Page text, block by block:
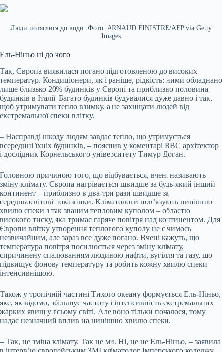
Люди потяглися до води. Фото: ARNAUD FINISTRE/AFP via Getty
Images
Ель-Ніньо ні до чого
Так, Європа виявилася погано підготовленою до високих
температур. Кондиціонери, як і раніше, рідкість: ними обладнано
лише близько 20% будинків у Європі та приблизно половина
будинків в Італії. Багато будинків будувалися дуже давно і так,
щоб утримувати тепло взимку, а не захищати людей від
екстремальної спеки влітку.
– Насправді шкоду людям завдає тепло, що утримується
всередині їхніх будинків, – пояснив у коментарі ВВС архітектор
і дослідник Корнельського університету Тимур Доган.
Головною причиною того, що відбувається, вчені називають
зміну клімату. Європа нагрівається швидше за будь-який інший
континент – приблизно в два-три рази швидше за
середньосвітові показники. Кліматологи пов’язують нинішню
хвилю спеки з так званим тепловим куполом – областю
високого тиску, яка тримає гаряче повітря над континентом. Для
Європи влітку утворення теплового куполу не є чимось
незвичайним, але зараз все дуже погано. Вчені кажуть, що
температура повітря посилюється через зміну клімату,
спричинену спалюванням людиною нафти, вугілля та газу, що
підвищує фонову температуру та робить кожну хвилю спеки
інтенсивнішою.
Також у тропічній частині Тихого океану формується Ель-Ніньо,
яке, як відомо, збільшує частоту і інтенсивність екстремальних
жарких явищ у всьому світі. Але воно тільки почалося, тому
надає незначний вплив на нинішню хвилю спеки.
– Так, це зміна клімату. Так це ми. Ні, це не Ель-Ніньо, – заявила
в інтерв’ю європейським ЗМІ кліматолог Імперського коледжу